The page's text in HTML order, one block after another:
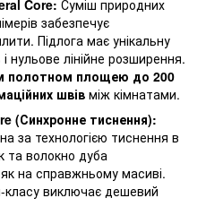
Core: Суміш природних
забезпечує
Підлога має унікальну
нульове лінійне розширення.
полотном площею до 200
швів між кімнатами.
(Синхронне тиснення):
за технологією тиснення в
та волокно дуба
на справжньому масиві.
виключає дешевий